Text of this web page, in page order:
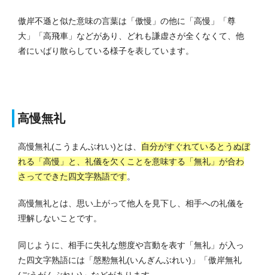
傲岸不遜と似た意味の言葉は「傲慢」の他に「高慢」「尊
大」「高飛車」などがあり、どれも謙虚さが全くなくて、他
者にいばり散らしている様子を表しています。
高慢無礼
高慢無礼(こうまんぶれい)とは、
自分がすぐれているとうぬぼ
れる「高慢」と、礼儀を欠くことを意味する「無礼」が合わ
さってできた四文字熟語です。
高慢無礼とは、思い上がって他人を見下し、相手への礼儀を
理解しないことです。
同じように、相手に失礼な態度や言動を表す「無礼」が入っ
た四文字熟語には「慇懃無礼(いんぎんぶれい)」「傲岸無礼